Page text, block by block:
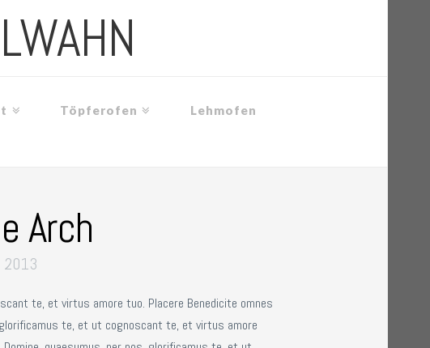
Töpferofen Lehmofen
Arch
2013
te, et virtus amore tuo. Placere Benedicite omnes
te, et ut cognoscant te, et virtus amore